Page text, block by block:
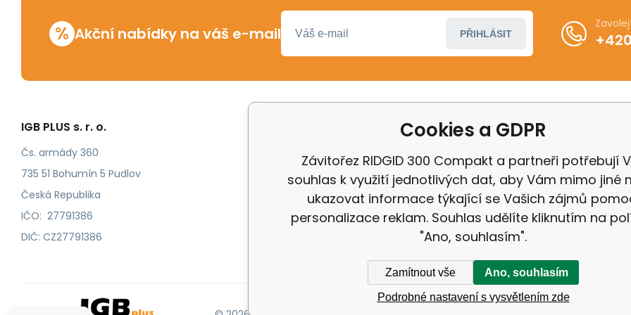
% Akční nabídky na váš e-mail PŘIHLÁSIT
IGB PLUS s. r. o.
Čs. armády 360
735 51 Bohumín 5 Pudlov
Česká Republika
IČO: 27791386
DIČ: CZ27791386
Odstoupení od smlouvy
Katalog Milwaukee
Katalog IGB
Další informace
Obchodní podmínky
Odstoupení od kupní
Reklamační řád
Zásady ochrany
Cookies a GDPR
Závitořez RIDGID 300 Compakt a partneři potřebují
souhlas k využití jednotlivých dat, aby Vám mimo jiné
ukazovat informace týkající se Vašich zájmů
personalizace reklam. Souhlas udělíte kliknutím na
"Ano, souhlasím".
Zamítnout vše Ano, souhlasím
Podrobné nastavení s vysvětlením zde